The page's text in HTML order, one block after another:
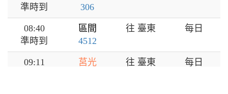
準時到
306
08:40
準時到
區間
4512
往 臺東 每日
09:11
莒光
往 臺東 每日